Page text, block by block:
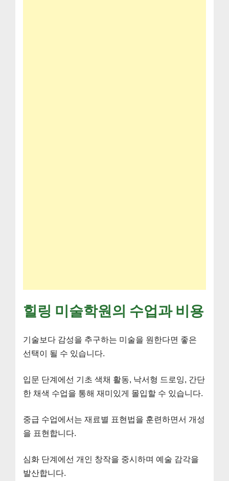
힐링 미술학원의 수업과 비용
기술보다 감성을 추구하는 미술을 원한다면 좋은
선택이 될 수 있습니다.
입문 단계에선 기초 색채 활동, 낙서형 드로잉, 간단
한 채색 수업을 통해 재미있게 몰입할 수 있습니다.
중급 수업에서는 재료별 표현법을 훈련하면서 개성
을 표현합니다.
심화 단계에선 개인 창작을 중시하며 예술 감각을
발산합니다.